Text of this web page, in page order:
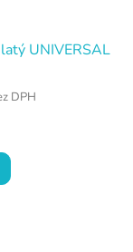
UNIVERSAL
DPH